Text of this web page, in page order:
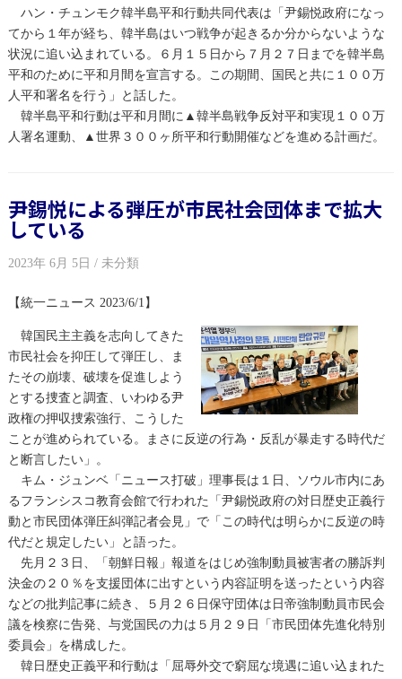
ハン・チュンモク韓半島平和行動共同代表は「尹錫悦政府になっ
てから１年が経ち、韓半島はいつ戦争が起きるか分からないような
状況に追い込まれている。６月１５日から７月２７日までを韓半島
平和のために平和月間を宣言する。この期間、国民と共に１００万
人平和署名を行う」と話した。
韓半島平和行動は平和月間に▲韓半島戦争反対平和実現１００万
人署名運動、▲世界３００ヶ所平和行動開催などを進める計画だ。
尹錫悦による弾圧が市民社会団体まで拡大
している
2023年 6月 5日 / 未分類
【統一ニュース 2023/6/1】
韓国民主主義を志向してきた
市民社会を抑圧して弾圧し、ま
たその崩壊、破壊を促進しよう
とする捜査と調査、いわゆる尹
政権の押収捜索強行、こうした
ことが進められている。まさに反逆の行為・反乱が暴走する時代だ
と断言したい」。
キム・ジュンベ「ニュース打破」理事長は１日、ソウル市内にあ
るフランシスコ教育会館で行われた「尹錫悦政府の対日歴史正義行
動と市民団体弾圧糾弾記者会見」で「この時代は明らかに反逆の時
代だと規定したい」と語った。
先月２３日、「朝鮮日報」報道をはじめ強制動員被害者の勝訴判
決金の２０％を支援団体に出すという内容証明を送ったという内容
などの批判記事に続き、５月２６日保守団体は日帝強制動員市民会
議を検察に告発、与党国民の力は５月２９日「市民団体先進化特別
委員会」を構成した。
韓日歴史正義平和行動は「屈辱外交で窮屈な境遇に追い込まれた